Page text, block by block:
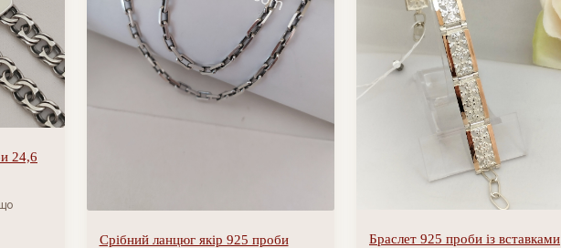
24,6
Срібний ланцюг якір 925 проби
Браслет 925 проби із вставками